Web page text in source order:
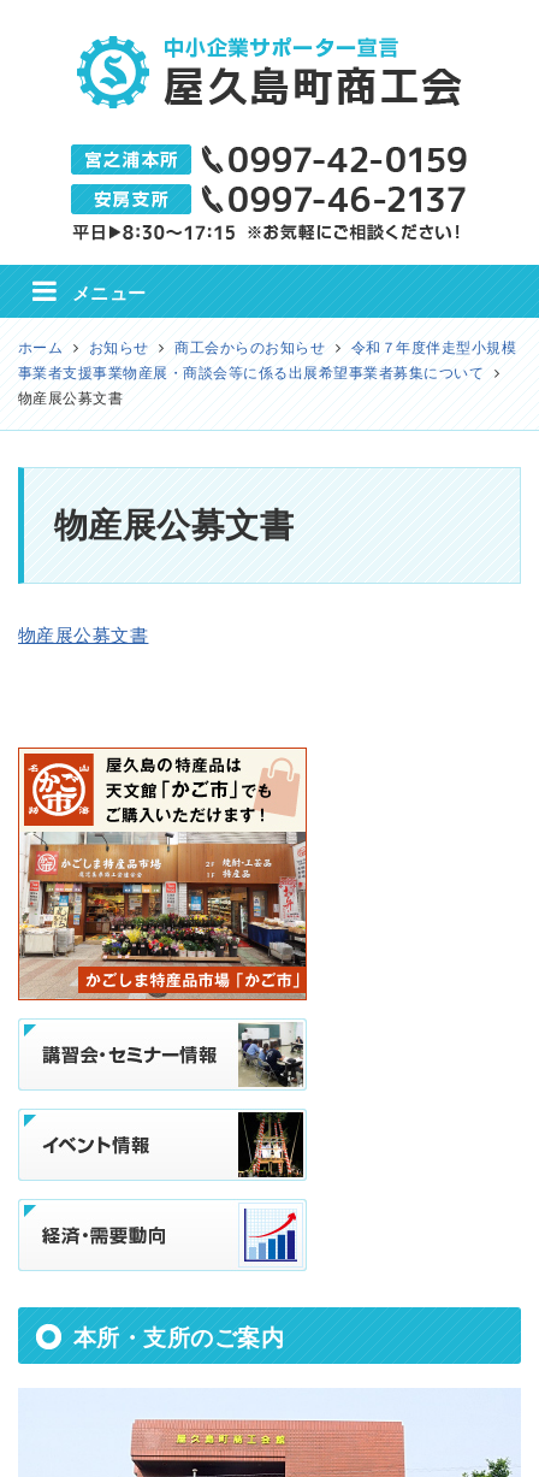
メニュー
ホーム お知らせ 商工会からのお知らせ
令和７年度伴走型小規模
事業者支援事業物産展・商談会等に係る出展希望事業者募集について
物産展公募文書
物産展公募文書
物産展公募文書
本所・支所のご案内